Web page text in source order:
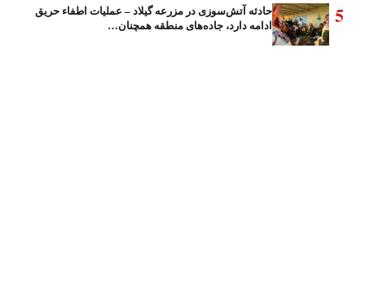
5
حادثه آتش‌سوزی در مزرعه گیلاد – عملیات اطفاء حریق
ادامه دارد، جاده‌های منطقه همچنان…